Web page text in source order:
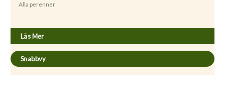
Alla perenner
Läs Mer
Snabbvy